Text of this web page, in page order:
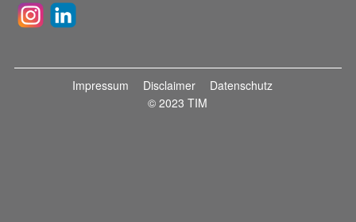
Impressum Disclaimer
Datenschutz
© 2023 TIM